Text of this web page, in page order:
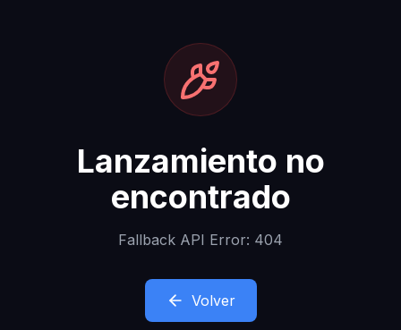
Lanzamiento no
encontrado
Fallback API Error: 404
Volver